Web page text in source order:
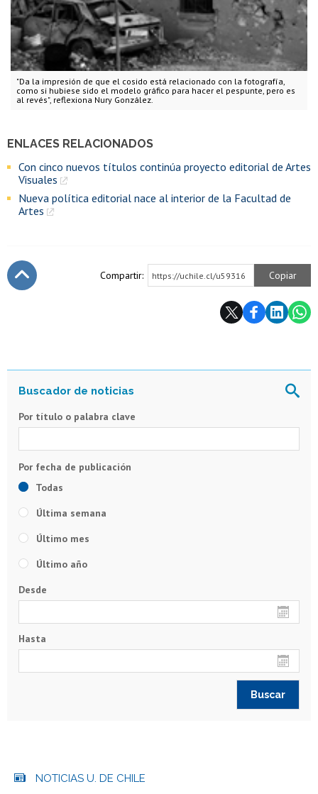
"Da la impresión de que el cosido está relacionado con la fotografía,
como si hubiese sido el modelo gráfico para hacer el pespunte, pero es
al revés", reflexiona Nury González.
ENLACES RELACIONADOS
Con cinco nuevos títulos continúa proyecto editorial de Artes
Visuales
Nueva política editorial nace al interior de la Facultad de
Artes
Compartir: https://uchile.cl/u59316 Copiar
Por título o palabra clave
Todas
Última semana
Último mes
Último año
Desde
Hasta
NOTICIAS U. DE CHILE